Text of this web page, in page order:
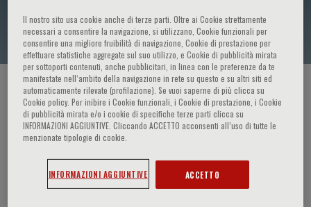
Roberto Torchio
HOME PAGE / CORSI ED EVENTI / RELATORE
Roberto Torchio
Il nostro sito usa cookie anche di terze parti. Oltre ai Cookie strettamente
necessari a consentire la navigazione, si utilizzano, Cookie funzionali per
consentire una migliore fruibilità di navigazione, Cookie di prestazione per
effettuare statistiche aggregate sul suo utilizzo, e Cookie di pubblicità mirata
per sottoporti contenuti, anche pubblicitari, in linea con le preferenze da te
manifestate nell‘ambito della navigazione in rete su questo e su altri siti ed
automaticamente rilevate (profilazione). Se vuoi saperne di più clicca su
Cookie policy. Per inibire i Cookie funzionali, i Cookie di prestazione, i Cookie
di pubblicità mirata e/o i cookie di specifiche terze parti clicca su
INFORMAZIONI AGGIUNTIVE. Cliccando ACCETTO acconsenti all’uso di tutte le
menzionate tipologie di cookie.
INFORMAZIONI AGGIUNTIVE ACCETTO